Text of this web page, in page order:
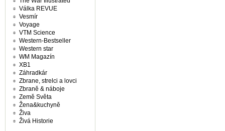
Válka REVUE
Vesmír
Voyage
VTM Science
Western-Bestseller
Western star
WM Magazín
XB1
Záhradkár
Zbrane, strelci a lovci
Zbraně & náboje
Země Světa
Žena&kuchyně
Živa
Živá Historie